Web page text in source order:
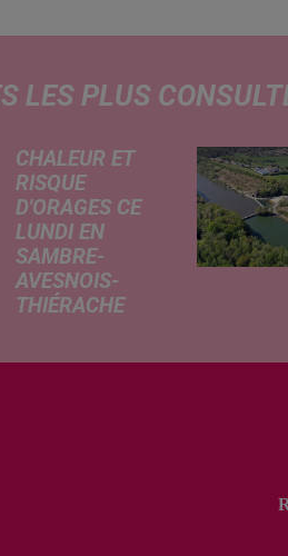
LES PLUS
CHALEUR ET
RISQUE
D'ORAGES CE
LUNDI EN
SAMBRE-
AVESNOIS-
THIÉRACHE
typiquement